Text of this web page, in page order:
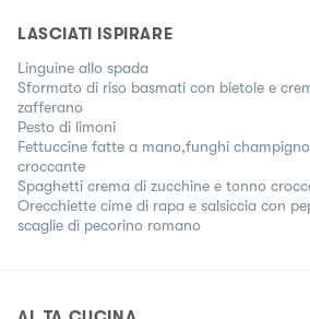
LASCIATI ISPIRARE
Linguine allo spada
Sformato di riso basmati con bietole e
zafferano
Pesto di limoni
Fettuccine fatte a mano,funghi
croccante
Spaghetti crema di zucchine e tonno
Orecchiette cime di rapa e salsiccia con
scaglie di pecorino romano